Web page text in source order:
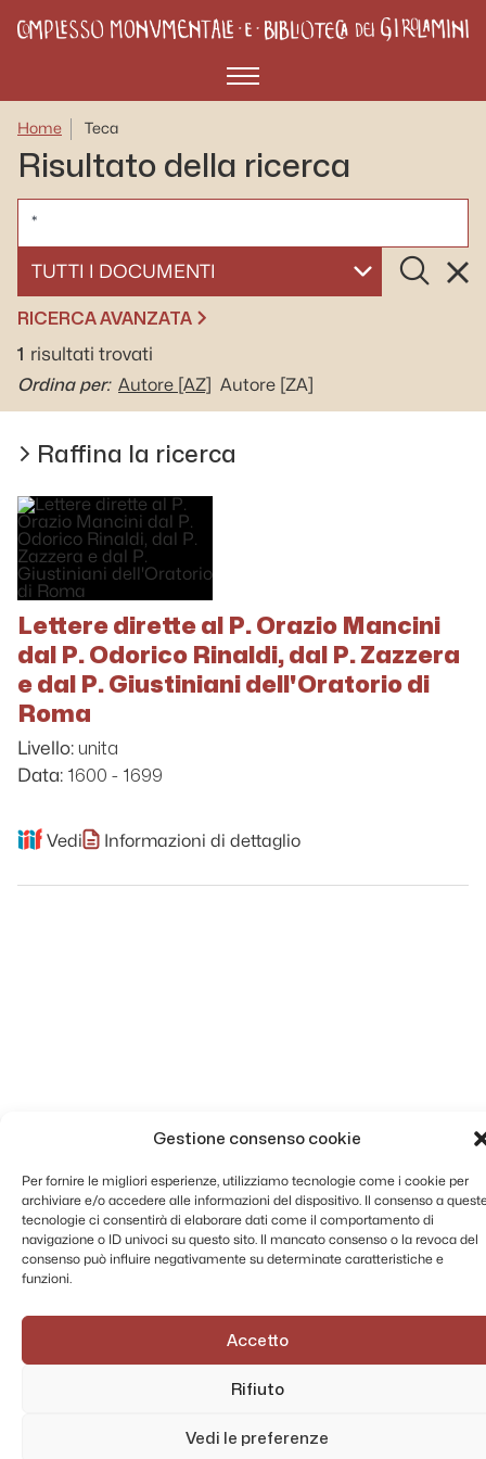
Gestione consenso cookie
Per fornire le migliori esperienze, utilizziamo tecnologie come i cookie per
archiviare e/o accedere alle informazioni del dispositivo. Il consenso a
tecnologie ci consentirà di elaborare dati come il comportamento di
navigazione o ID univoci su questo sito. Il mancato consenso o la revoca del
consenso può influire negativamente su determinate caratteristiche e
funzioni.
Accetto
Rifiuto
Vedi le preferenze
Menù
Home Teca
Risultato della ricerca
SELEZIONA UN DOCUMENTO
Cerca
RICERCA AVANZATA
1 risultati trovati
Ordina per: Autore [AZ] Autore [ZA]
Raffina la ricerca
Lettere dirette al P. Orazio Mancini
dal P. Odorico Rinaldi, dal P. Zazzera
e dal P. Giustiniani dell'Oratorio di
Roma
Livello: unita
Data: 1600 - 1699
Vedi Informazioni di dettaglio